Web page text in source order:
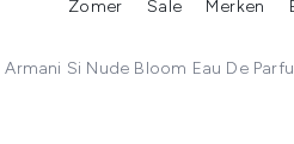
Zomer
Enter
Sale Merken
Si Nude Bloom Eau De